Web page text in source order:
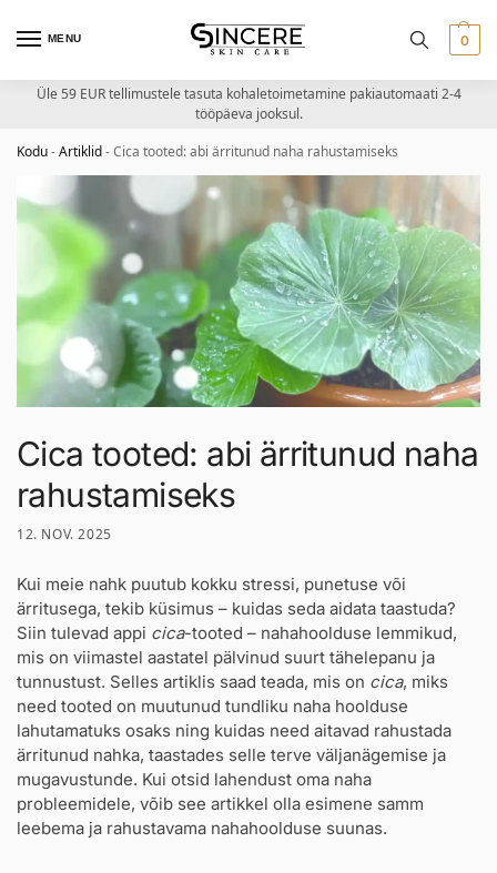
MENU 0
Üle 59 EUR tellimustele tasuta kohaletoimetamine pakiautomaati 2-4
tööpäeva jooksul.
Kodu-Artiklid-Cica tooted: abi ärritunud naha rahustamiseks
Cica tooted: abi ärritunud naha
rahustamiseks
12. NOV. 2025
Kui meie nahk puutub kokku stressi, punetuse või
ärritusega, tekib küsimus – kuidas seda aidata taastuda?
Siin tulevad appi cica-tooted – nahahoolduse lemmikud,
mis on viimastel aastatel pälvinud suurt tähelepanu ja
tunnustust. Selles artiklis saad teada, mis on cica, miks
need tooted on muutunud tundliku naha hoolduse
lahutamatuks osaks ning kuidas need aitavad rahustada
ärritunud nahka, taastades selle terve väljanägemise ja
mugavustunde. Kui otsid lahendust oma naha
probleemidele, võib see artikkel olla esimene samm
leebema ja rahustavama nahahoolduse suunas.